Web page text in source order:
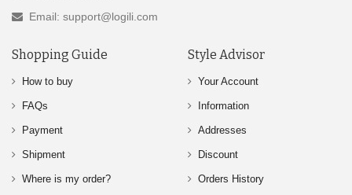
Email: support@logili.com
Shopping Guide
How to buy
FAQs
Payment
Shipment
Where is my order?
Style Advisor
Your Account
Information
Addresses
Discount
Orders History